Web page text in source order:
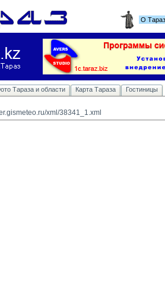
О
Тараза и области Карта Тараза Гостиницы
xml/38341_1.xml